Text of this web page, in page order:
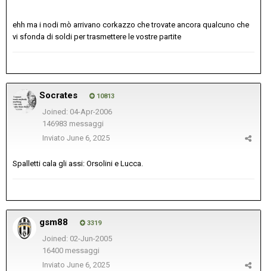
ehh ma i nodi mò arrivano corkazzo che trovate ancora qualcuno che
vi sfonda di soldi per trasmettere le vostre partite
Socrates 10813
Joined: 04-Apr-2006
146983 messaggi
Inviato June 6, 2025
Spalletti cala gli assi: Orsolini e Lucca.
gsm88 3319
Joined: 02-Jun-2005
16400 messaggi
Inviato June 6, 2025